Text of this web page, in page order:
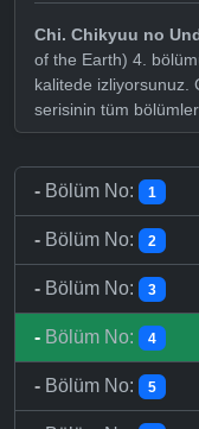
Chi. Chikyuu no
of the Earth) 4.
kalitede izliyorsunuz.
serisinin tüm
- Bölüm No: 1
- Bölüm No: 2
- Bölüm No: 3
- Bölüm No: 4
- Bölüm No: 5